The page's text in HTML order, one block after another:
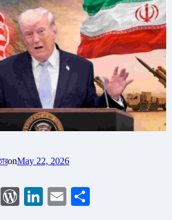
onMay 22, 2026
WhatsApp
WordPress
LinkedIn
Email